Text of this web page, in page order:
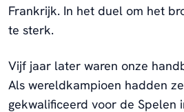
Frankrijk. In het duel om het
te sterk.
Vijf jaar later waren onze
Als wereldkampioen hadden
gekwalificeerd voor de Spelen